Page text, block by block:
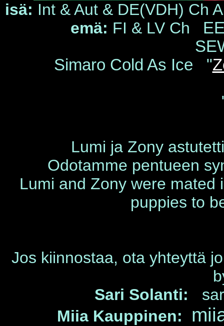
isä: Int & Aut & DE(VDH) Ch
emä: FI & LV Ch
Simaro Cold As Ice "
Lumi ja Zony
Odotamme pentueen
Lumi and Zony were mated
puppies to
Jos kiinnostaa, ota yhteyttä
Sari Solanti:
Miia Kauppinen: